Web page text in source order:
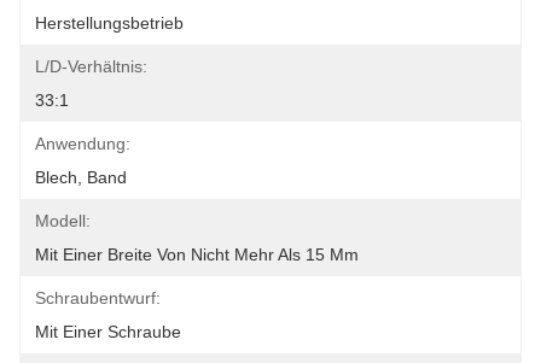
Herstellungsbetrieb
L/D-Verhältnis:
33:1
Anwendung:
Blech, Band
Modell:
Mit Einer Breite Von Nicht Mehr Als 15 Mm
Schraubentwurf:
Mit Einer Schraube